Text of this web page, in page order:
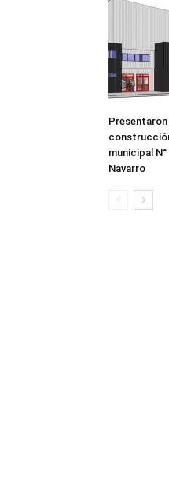
municipal
Navarro